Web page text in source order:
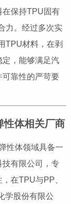
在保持TPU固有
力。经过多次实
TPU材料，在剥
，能够满足汽
靠性的严苛要
性体相关厂商
性体领域具备一
技有限公司，专
在TPU与PP、
学股份有限公